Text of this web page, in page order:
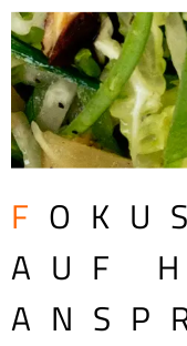
F
AUF